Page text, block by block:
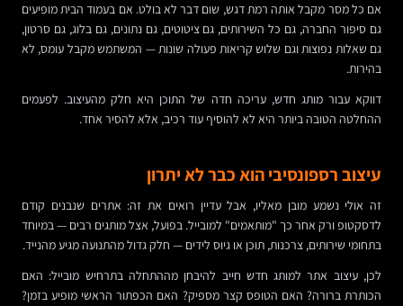
אם כל מסר מקבל אותה רמת דגש, שום דבר לא בולט. אם בעמוד הבית מופיעים
גם סיפור החברה, גם כל השירותים, גם ציטוטים, גם נתונים, גם בלוג, גם סרטון,
גם שאלות נפוצות וגם שלוש קריאות פעולה שונות — המשתמש מקבל עומס, לא
בהירות.
דווקא עבור מותג חדש, עריכה חדה של התוכן היא חלק מהעיצוב. לפעמים
ההחלטה הטובה ביותר היא לא להוסיף עוד רכיב, אלא להסיר אחד.
עיצוב רספונסיבי הוא כבר לא יתרון
זה אולי נשמע מובן מאליו, אבל עדיין רואים את זה: אתרים שנבנים קודם
לדסקטופ ורק אחר כך "מותאמים" למובייל. בפועל, אצל מותגים רבים — במיוחד
בתחומי שירותים, צרכנות, תוכן או גיוס לידים — חלק גדול מהתנועה מגיע מהנייד.
לכן, עיצוב אתר למותג חדש חייב להיבחן מההתחלה בתרחיש מובייל: האם
הכותרת ברורה? האם הטופס קצר מספיק? האם הכפתור הראשי מופיע בזמן?